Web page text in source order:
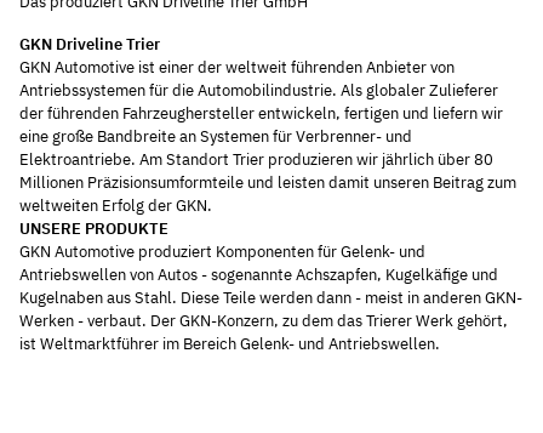
GKN Driveline Trier
GKN Automotive ist einer der weltweit führenden Anbieter von
Antriebssystemen für die Automobilindustrie. Als globaler Zulieferer
der führenden Fahrzeughersteller entwickeln, fertigen und liefern wir
eine große Bandbreite an Systemen für Verbrenner- und
Elektroantriebe. Am Standort Trier produzieren wir jährlich über 80
Millionen Präzisionsumformteile und leisten damit unseren Beitrag zum
weltweiten Erfolg der GKN.
UNSERE PRODUKTE
GKN Automotive produziert Komponenten für Gelenk- und
Antriebswellen von Autos - sogenannte Achszapfen, Kugelkäfige und
Kugelnaben aus Stahl. Diese Teile werden dann - meist in anderen GKN-
Werken - verbaut. Der GKN-Konzern, zu dem das Trierer Werk gehört,
ist Weltmarktführer im Bereich Gelenk- und Antriebswellen.